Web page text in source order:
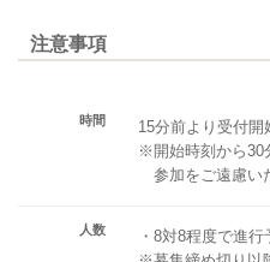
注意事項
時間
15分前より受付開
※開始時刻から30
参加をご遠慮い
人数
・8対8程度で進